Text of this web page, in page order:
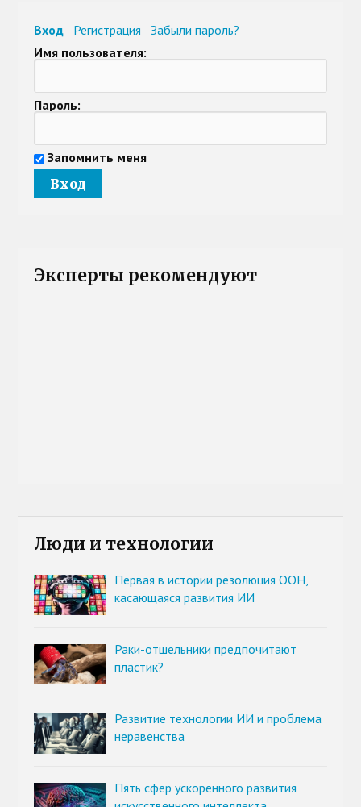
Вход Регистрация
Забыли пароль?
Имя пользователя:
Пароль:
Запомнить меня
Эксперты рекомендуют
Люди и технологии
Первая в истории резолюция ООН,
касающаяся развития ИИ
Раки-отшельники предпочитают
пластик?
Развитие технологии ИИ и проблема
неравенства
Пять сфер ускоренного развития